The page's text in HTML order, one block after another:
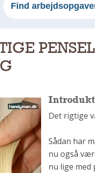
Find
Det rigtige
Sådan har
nu også
nu lige med